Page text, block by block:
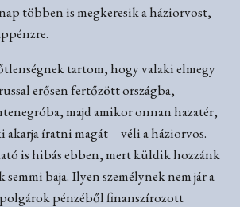
többen is megkeresik a háziorvost,
tartom, hogy valaki elmegy
erősen fertőzött országba,
majd amikor onnan hazatér,
akarja íratni magát – véli a háziorvos. –
is hibás ebben, mert küldik hozzánk
semmi baja. Ilyen személynek nem jár a
pénzéből finanszírozott